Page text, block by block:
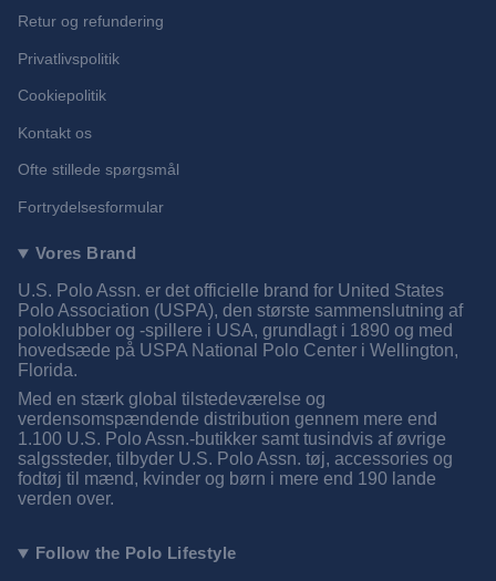
Retur og refundering
Privatlivspolitik
Cookiepolitik
Kontakt os
Ofte stillede spørgsmål
Fortrydelsesformular
Vores Brand
U.S. Polo Assn. er det officielle brand for United States
Polo Association (USPA), den største sammenslutning af
poloklubber og -spillere i USA, grundlagt i 1890 og med
hovedsæde på USPA National Polo Center i Wellington,
Florida.
Med en stærk global tilstedeværelse og
verdensomspændende distribution gennem mere end
1.100 U.S. Polo Assn.-butikker samt tusindvis af øvrige
salgssteder, tilbyder U.S. Polo Assn. tøj, accessories og
fodtøj til mænd, kvinder og børn i mere end 190 lande
verden over.
Follow the Polo Lifestyle